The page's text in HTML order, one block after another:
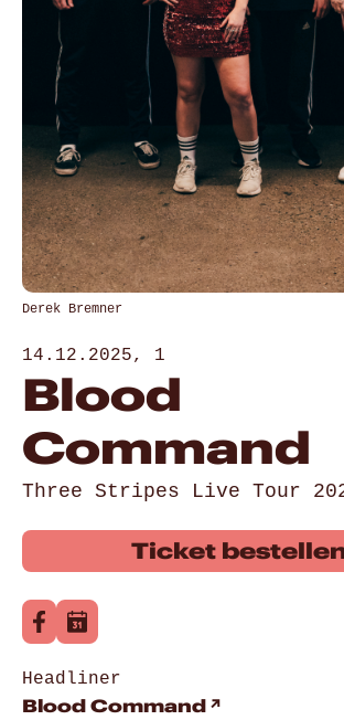
Derek Bremner
14.12.2025, 1
Blood
Command
Three Stripes Live Tour
Ticket
Headliner
Blood Command